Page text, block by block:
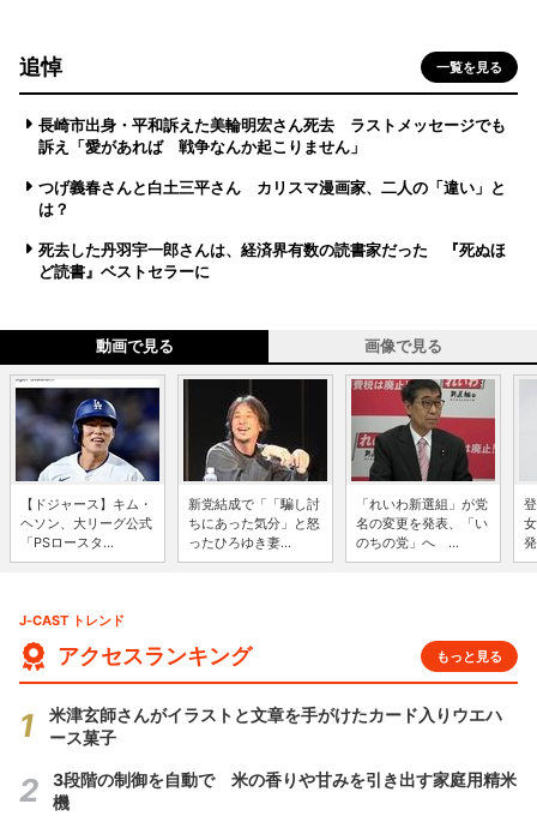
追悼 一覧を見る
長崎市出身・平和訴えた美輪明宏さん死去 ラストメッセージでも
訴え「愛があれば 戦争なんか起こりません」
つげ義春さんと白土三平さん カリスマ漫画家、二人の「違い」と
は？
死去した丹羽宇一郎さんは、経済界有数の読書家だった 『死ぬほ
ど読書』ベストセラーに
動画で見る 画像で見る
【ドジャース】キム・
ヘソン、大リーグ公式
「PSロースタ...
新党結成で「「騙し討
ちにあった気分」と怒
ったひろゆき妻...
「れいわ新選組」が党
名の変更を発表、「い
のちの党」へ ...
J-CAST トレンド
アクセスランキング もっと見る
米津玄師さんがイラストと文章を手がけたカード入りウエハ
ース菓子
3段階の制御を自動で 米の香りや甘みを引き出す家庭用精米
機